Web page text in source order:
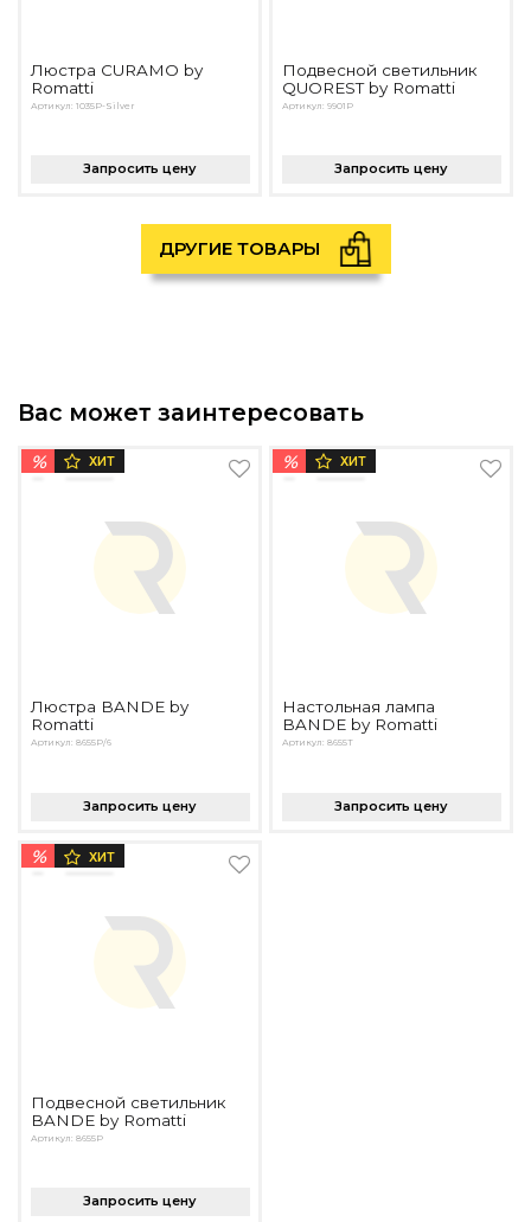
Люстра CURAMO by
Romatti
Артикул: 1035P-Silver
Запросить цену
Подвесной светильник
QUOREST by Romatti
Артикул: 9901P
Запросить цену
ДРУГИЕ ТОВАРЫ
Вас может заинтересовать
% ХИТ
Люстра BANDE by
Romatti
Артикул: 8655P/6
Запросить цену
% ХИТ
Настольная лампа
BANDE by Romatti
Артикул: 8655T
Запросить цену
% ХИТ
Подвесной светильник
BANDE by Romatti
Артикул: 8655P
Запросить цену